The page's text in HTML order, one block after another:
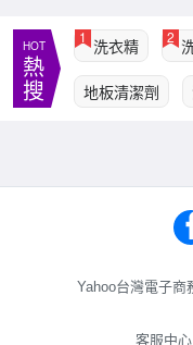
HOT
熱
搜
1 洗衣精 2
地板清潔劑
Yahoo台灣電子
客服中心